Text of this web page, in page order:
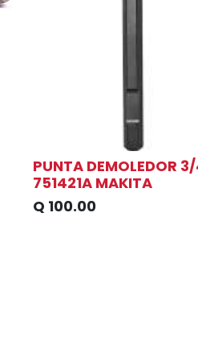
PUNTA DEMOLEDOR
751421A MAKITA
Q 100.00